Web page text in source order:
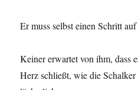
Er muss selbst einen Schritt
Keiner erwartet von ihm, dass
Herz schließt, wie die